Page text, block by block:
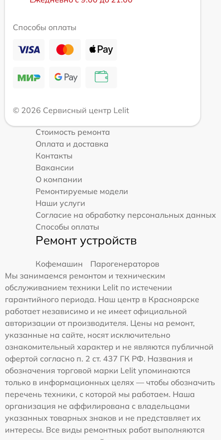
Способы оплаты
© 2026 Сервисный центр Lelit
Стоимость ремонта
Оплата и доставка
Контакты
Вакансии
О компании
Ремонтируемые модели
Наши услуги
Согласие на обработку персональных данных
Способы оплаты
Ремонт устройств
Кофемашин
Парогенераторов
Мы занимаемся ремонтом и техническим
обслуживанием техники Lelit по истечении
гарантийного периода. Наш центр в Красноярске
работает независимо и не имеет официальной
авторизации от производителя. Цены на ремонт,
указанные на сайте, носят исключительно
ознакомительный характер и не являются публичной
офертой согласно п. 2 ст. 437 ГК РФ. Названия и
обозначения торговой марки Lelit упоминаются
только в информационных целях — чтобы обозначить
перечень техники, с которой мы работаем. Наша
организация не аффилирована с владельцами
указанных товарных знаков и не представляет их
интересы. Все виды ремонтных работ выполняются